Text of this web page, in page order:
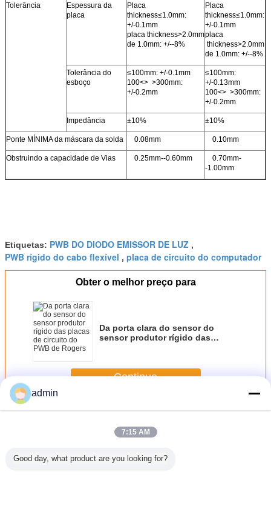
Tolerância
Espessura da
placa
Placa
thickness≤1.0mm:
+/-0.1mm
placa thickness>2.0mm
de 1.0mm: +/--8%
Placa
thickness≤1.0mm:
+/-0.1mm
placa
thickness>2.0mm
de 1.0mm: +/--8%
Tolerância do
esboço
≤100mm: +/-0.1mm
100<> >300mm:
+/-0.2mm
≤100mm:
+/-0.13mm
100<> >300mm:
+/-0.2mm
Impedância ±10% ±10%
Ponte MÍNIMA da máscara da solda 0.08mm 0.10mm
Obstruindo a capacidade de Vias 0.25mm--0.60mm
0.70mm-
-1.00mm
Etiquetas: PWB DO DIODO EMISSOR DE LUZ ,
PWB rígido do cabo flexível , placa de circuito do computador
Obter o melhor preço para
Da porta clara do sensor do
sensor produtor rígido das
Continue
MaisPWB rígido
admin
7:15 AM
Good day, what product are you looking for?